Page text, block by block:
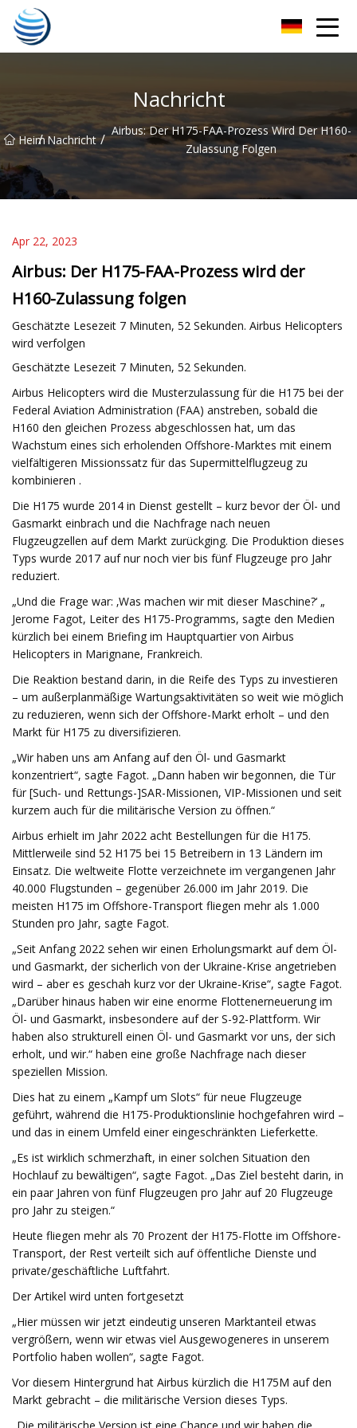
Nachricht
Heim
/ Nachricht / Airbus: Der H175-FAA-Prozess Wird Der H160-
Zulassung Folgen
Apr 22, 2023
Airbus: Der H175-FAA-Prozess wird der
H160-Zulassung folgen
Geschätzte Lesezeit 7 Minuten, 52 Sekunden. Airbus Helicopters
wird verfolgen
Geschätzte Lesezeit 7 Minuten, 52 Sekunden.
Airbus Helicopters wird die Musterzulassung für die H175 bei der
Federal Aviation Administration (FAA) anstreben, sobald die
H160 den gleichen Prozess abgeschlossen hat, um das
Wachstum eines sich erholenden Offshore-Marktes mit einem
vielfältigeren Missionssatz für das Supermittelflugzeug zu
kombinieren .
Die H175 wurde 2014 in Dienst gestellt – kurz bevor der Öl- und
Gasmarkt einbrach und die Nachfrage nach neuen
Flugzeugzellen auf dem Markt zurückging. Die Produktion dieses
Typs wurde 2017 auf nur noch vier bis fünf Flugzeuge pro Jahr
reduziert.
„Und die Frage war: ‚Was machen wir mit dieser Maschine?‘ „
Jerome Fagot, Leiter des H175-Programms, sagte den Medien
kürzlich bei einem Briefing im Hauptquartier von Airbus
Helicopters in Marignane, Frankreich.
Die Reaktion bestand darin, in die Reife des Typs zu investieren
– um außerplanmäßige Wartungsaktivitäten so weit wie möglich
zu reduzieren, wenn sich der Offshore-Markt erholt – und den
Markt für H175 zu diversifizieren.
„Wir haben uns am Anfang auf den Öl- und Gasmarkt
konzentriert“, sagte Fagot. „Dann haben wir begonnen, die Tür
für [Such- und Rettungs-]SAR-Missionen, VIP-Missionen und seit
kurzem auch für die militärische Version zu öffnen.“
Airbus erhielt im Jahr 2022 acht Bestellungen für die H175.
Mittlerweile sind 52 H175 bei 15 Betreibern in 13 Ländern im
Einsatz. Die weltweite Flotte verzeichnete im vergangenen Jahr
40.000 Flugstunden – gegenüber 26.000 im Jahr 2019. Die
meisten H175 im Offshore-Transport fliegen mehr als 1.000
Stunden pro Jahr, sagte Fagot.
„Seit Anfang 2022 sehen wir einen Erholungsmarkt auf dem Öl-
und Gasmarkt, der sicherlich von der Ukraine-Krise angetrieben
wird – aber es geschah kurz vor der Ukraine-Krise“, sagte Fagot.
„Darüber hinaus haben wir eine enorme Flottenerneuerung im
Öl- und Gasmarkt, insbesondere auf der S-92-Plattform. Wir
haben also strukturell einen Öl- und Gasmarkt vor uns, der sich
erholt, und wir.“ haben eine große Nachfrage nach dieser
speziellen Mission.
Dies hat zu einem „Kampf um Slots“ für neue Flugzeuge
geführt, während die H175-Produktionslinie hochgefahren wird –
und das in einem Umfeld einer eingeschränkten Lieferkette.
„Es ist wirklich schmerzhaft, in einer solchen Situation den
Hochlauf zu bewältigen“, sagte Fagot. „Das Ziel besteht darin, in
ein paar Jahren von fünf Flugzeugen pro Jahr auf 20 Flugzeuge
pro Jahr zu steigen.“
Heute fliegen mehr als 70 Prozent der H175-Flotte im Offshore-
Transport, der Rest verteilt sich auf öffentliche Dienste und
private/geschäftliche Luftfahrt.
Der Artikel wird unten fortgesetzt
„Hier müssen wir jetzt eindeutig unseren Marktanteil etwas
vergrößern, wenn wir etwas viel Ausgewogeneres in unserem
Portfolio haben wollen“, sagte Fagot.
Vor diesem Hintergrund hat Airbus kürzlich die H175M auf den
Markt gebracht – die militärische Version dieses Typs.